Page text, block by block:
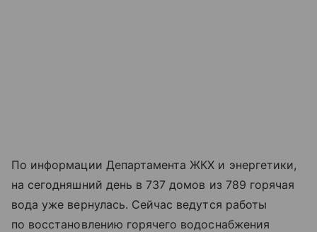
По информации Департамента ЖКХ и энергетики,
на сегодняшний день в 737 домов из 789 горячая
вода уже вернулась. Сейчас ведутся работы
по восстановлению горячего водоснабжения